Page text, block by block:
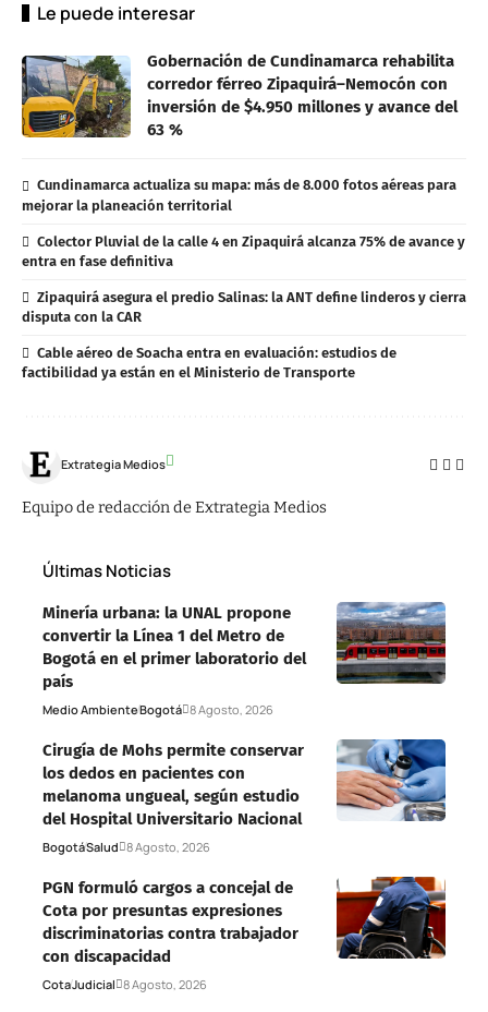
Le puede interesar
Gobernación de Cundinamarca rehabilita
corredor férreo Zipaquirá–Nemocón con
inversión de $4.950 millones y avance del
63 %
Cundinamarca actualiza su mapa: más de 8.000 fotos aéreas para
mejorar la planeación territorial
Colector Pluvial de la calle 4 en Zipaquirá alcanza 75% de avance y
entra en fase definitiva
Zipaquirá asegura el predio Salinas: la ANT define linderos y cierra
disputa con la CAR
Cable aéreo de Soacha entra en evaluación: estudios de
factibilidad ya están en el Ministerio de Transporte
Extrategia Medios
Equipo de redacción de Extrategia Medios
Últimas Noticias
Minería urbana: la UNAL propone
convertir la Línea 1 del Metro de
Bogotá en el primer laboratorio del
país
Medio AmbienteBogotá 8 Agosto, 2026
Cirugía de Mohs permite conservar
los dedos en pacientes con
melanoma ungueal, según estudio
del Hospital Universitario Nacional
BogotáSalud 8 Agosto, 2026
PGN formuló cargos a concejal de
Cota por presuntas expresiones
discriminatorias contra trabajador
con discapacidad
CotaJudicial 8 Agosto, 2026